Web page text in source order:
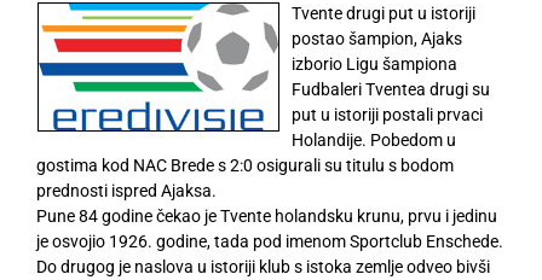
Tvente drugi put u istoriji
postao šampion, Ajaks
izborio Ligu šampiona
Fudbaleri Tventea drugi su
put u istoriji postali prvaci
Holandije. Pobedom u
gostima kod NAC Brede s 2:0 osigurali su titulu s bodom
prednosti ispred Ajaksa.
Pune 84 godine čekao je Tvente holandsku krunu, prvu i jedinu
je osvojio 1926. godine, tada pod imenom Sportclub Enschede.
Do drugog je naslova u istoriji klub s istoka zemlje odveo bivši